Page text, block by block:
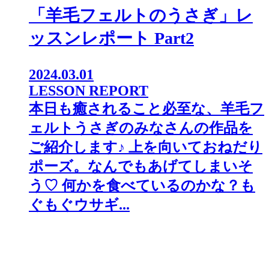
「羊毛フェルトのうさぎ」レ
ッスンレポート Part2
2024.03.01
LESSON REPORT
本日も癒されること必至な、羊毛フ
ェルトうさぎのみなさんの作品を
ご紹介します♪ 上を向いておねだり
ポーズ。なんでもあげてしまいそ
う♡ 何かを食べているのかな？も
ぐもぐウサギ...